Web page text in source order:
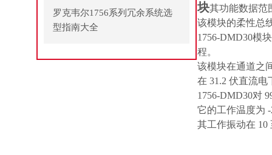
罗克韦尔1756系列冗余系统选
型指南大全
块其功能数据范
该模块的柔性总
1756-DMD30模
程。
该模块在通道之
在 31.2 伏直流电
1756-DMD30对
它的工作温度为
其工作振动在 10